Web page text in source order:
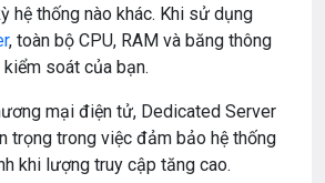
hệ thống nào khác. Khi sử dụng
, toàn bộ CPU, RAM và băng thông
soát của bạn.
mại điện tử, Dedicated Server
trọng trong việc đảm bảo hệ thống
khi lượng truy cập tăng cao.